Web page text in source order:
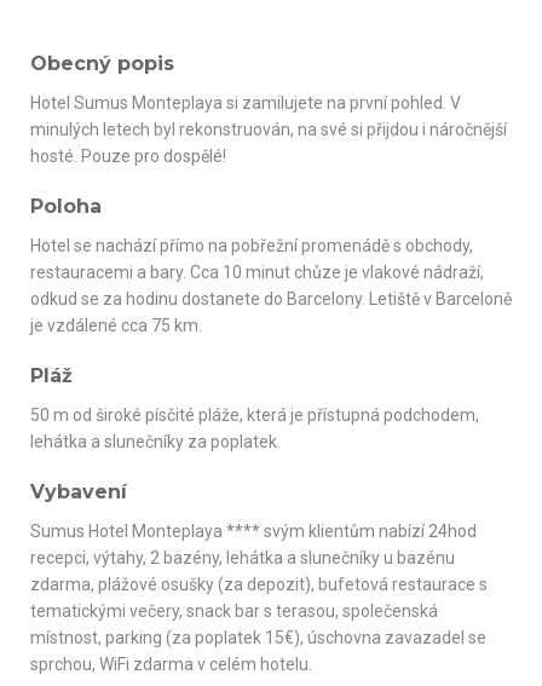
Obecný popis
Hotel Sumus Monteplaya si zamilujete na první pohled. V
minulých letech byl rekonstruován, na své si přijdou i náročnější
hosté. Pouze pro dospělé!
Poloha
Hotel se nachází přímo na pobřežní promenádě s obchody,
restauracemi a bary. Cca 10 minut chůze je vlakové nádraží,
odkud se za hodinu dostanete do Barcelony. Letiště v Barceloně
je vzdálené cca 75 km.
Pláž
50 m od široké písčité pláže, která je přístupná podchodem,
lehátka a slunečníky za poplatek.
Vybavení
Sumus Hotel Monteplaya **** svým klientům nabízí 24hod
recepci, výtahy, 2 bazény, lehátka a slunečníky u bazénu
zdarma, plážové osušky (za depozit), bufetová restaurace s
tematickými večery, snack bar s terasou, společenská
místnost, parking (za poplatek 15€), úschovna zavazadel se
sprchou, WiFi zdarma v celém hotelu.